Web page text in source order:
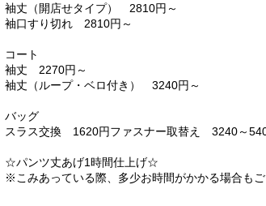
袖丈（開店せタイプ） 2810円～
袖口すり切れ 2810円～
コート
袖丈 2270円～
袖丈（ループ・ベロ付き） 3240円～
バッグ
スラス交換 1620円ファスナー取替え 3240～
☆パンツ丈あげ1時間仕上げ☆
※こみあっている際、多少お時間がかかる場合もご